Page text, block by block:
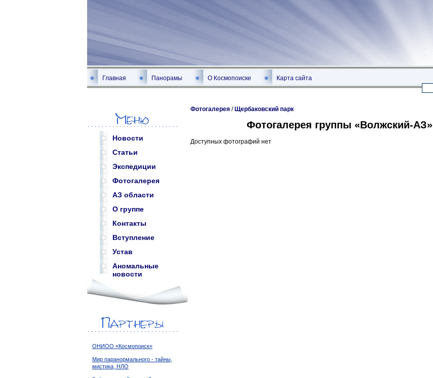
Главная Панорамы О Космопоиске Карта сайта
Новости
Статьи
Экспедиции
Фотогалерея
АЗ области
О группе
Контакты
Вступление
Устав
Аномальные
новости
ОНИОО «Космопоиск»
Мир паранормального - тайны,
мистика, НЛО
Фотогалерея / Щербаковский парк
Фотогалерея группы «Волжский-АЗ»
Доступных фотографий нет